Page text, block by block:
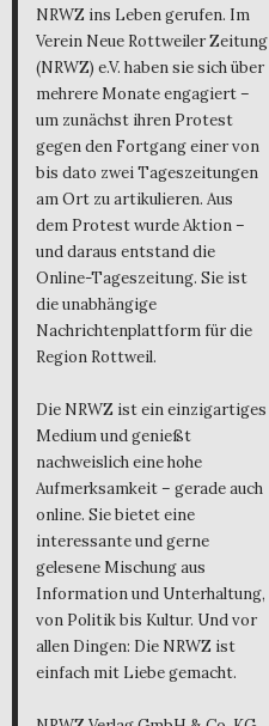
NRWZ ins Leben gerufen. Im
Verein Neue Rottweiler Zeitung
(NRWZ) e.V. haben sie sich über
mehrere Monate engagiert –
um zunächst ihren Protest
gegen den Fortgang einer von
bis dato zwei Tageszeitungen
am Ort zu artikulieren. Aus
dem Protest wurde Aktion –
und daraus entstand die
Online-Tageszeitung. Sie ist
die unabhängige
Nachrichtenplattform für die
Region Rottweil.
Die NRWZ ist ein einzigartiges
Medium und genießt
nachweislich eine hohe
Aufmerksamkeit – gerade auch
online. Sie bietet eine
interessante und gerne
gelesene Mischung aus
Information und Unterhaltung,
von Politik bis Kultur. Und vor
allen Dingen: Die NRWZ ist
einfach mit Liebe gemacht.